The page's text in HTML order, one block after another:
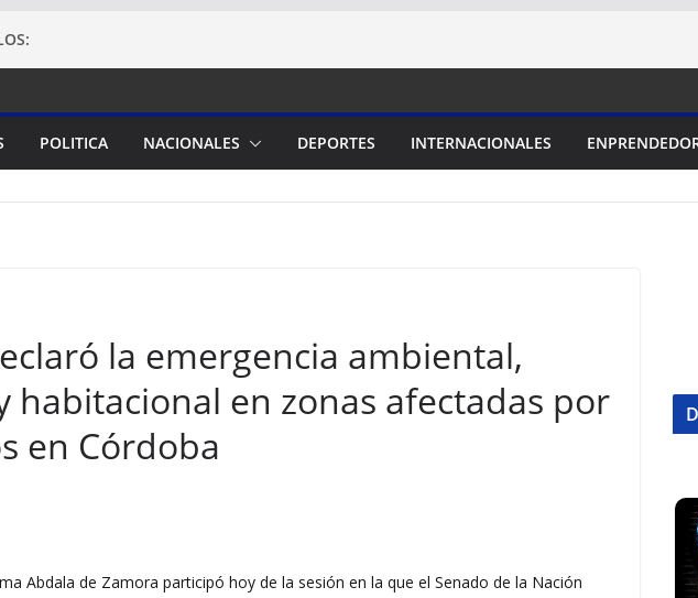
POLITICA NACIONALES DEPORTES INTERNACIONALES
la emergencia ambiental,
habitacional en zonas afectadas por
en Córdoba
Abdala de Zamora participó hoy de la sesión en la que el Senado de la Nación